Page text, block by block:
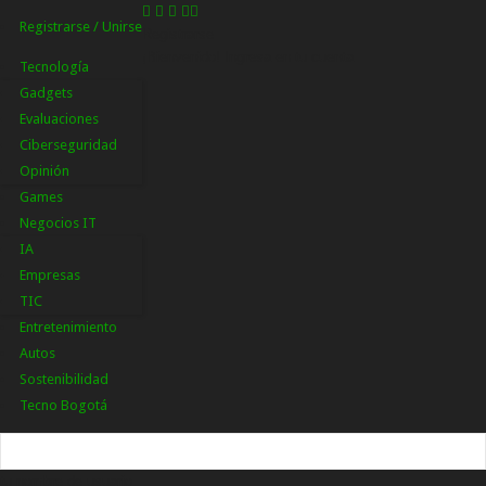
Registrarse / Unirse
Tecnología
Gadgets
Evaluaciones
Ciberseguridad
Opinión
Games
Negocios IT
IA
Empresas
TIC
Entretenimiento
Autos
Sostenibilidad
Tecno Bogotá